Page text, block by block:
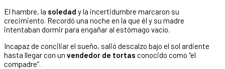
El hambre, la soledad y la incertidumbre marcaron su
crecimiento. Recordó una noche en la que él y su madre
intentaban dormir para engañar al estómago vacío.
Incapaz de conciliar el sueño, salió descalzo bajo el sol ardiente
hasta llegar con un vendedor de tortas conocido como “el
compadre”.